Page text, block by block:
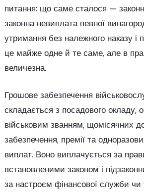
питання: що саме сталося —
законна невиплата певної
утримання без належного наказу і
це майже одне й те саме, але в
величезна.
Грошове забезпечення
складається з посадового окладу,
військовим званням, щомісячних
забезпечення, премії та
виплат. Воно виплачується за
встановленими законом і
за настроєм фінансової служби чи